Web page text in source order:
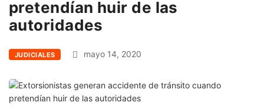
pretendían huir de las
autoridades
JUDICIALES mayo 14, 2020